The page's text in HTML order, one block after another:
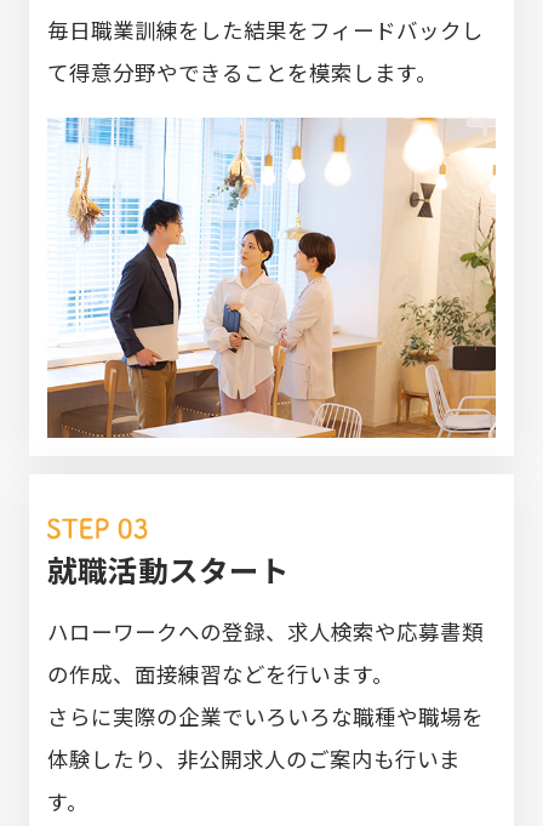
毎日職業訓練をした結果をフィードバックし
て得意分野やできることを模索します。
就職活動スタート
ハローワークへの登録、求人検索や応募書類
の作成、面接練習などを行います。
さらに実際の企業でいろいろな職種や職場を
体験したり、非公開求人のご案内も行いま
す。